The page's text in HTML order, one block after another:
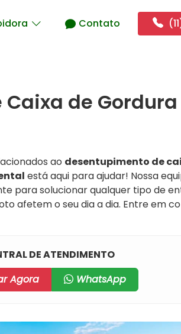
Contato
de
ao desentupimento de
está aqui para ajudar! Nossa
para solucionar qualquer tipo de
afetem o seu dia a dia. Entre em
DE ATENDIMENTO
Agora
WhatsApp